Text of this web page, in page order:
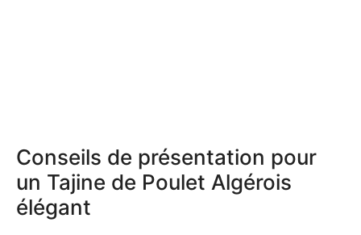
Conseils de présentation pour
un Tajine de Poulet Algérois
élégant